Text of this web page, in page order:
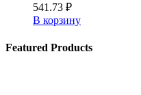
541.73 ₽
В корзину
Featured Products